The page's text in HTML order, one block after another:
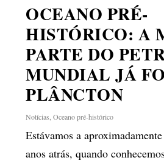
OCEANO PRÉ-
HISTÓRICO: A
PARTE DO
MUNDIAL JÁ
PLÂNCTON
Notícias ,Oceano pré-histórico
Estávamos a
anos atrás, quando